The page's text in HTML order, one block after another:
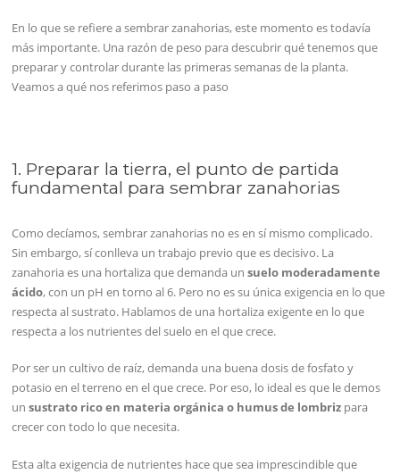
En lo que se refiere a sembrar zanahorias, este momento es todavía
más importante. Una razón de peso para descubrir qué tenemos que
preparar y controlar durante las primeras semanas de la planta.
Veamos a qué nos referimos paso a paso
1. Preparar la tierra, el punto de partida
fundamental para sembrar zanahorias
Como decíamos, sembrar zanahorias no es en sí mismo complicado.
Sin embargo, sí conlleva un trabajo previo que es decisivo. La
zanahoria es una hortaliza que demanda unsuelo moderadamente
ácido, con un pH en torno al 6. Pero no es su única exigencia en lo que
respecta al sustrato. Hablamos de una hortaliza exigente en lo que
respecta a los nutrientes del suelo en el que crece.
Por ser un cultivo de raíz, demanda una buena dosis de fosfato y
potasio en el terreno en el que crece. Por eso, lo ideal es que le demos
unsustrato rico en materia orgánica o humus de lombriz para
crecer con todo lo que necesita.
Esta alta exigencia de nutrientes hace que sea imprescindible que